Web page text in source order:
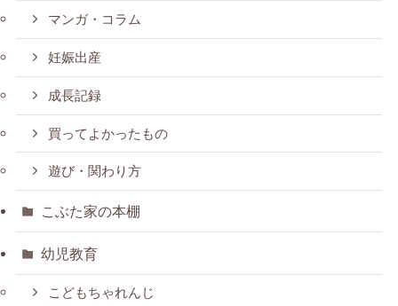
マンガ・コラム
妊娠出産
成長記録
買ってよかったもの
遊び・関わり方
こぶた家の本棚
幼児教育
こどもちゃれんじ